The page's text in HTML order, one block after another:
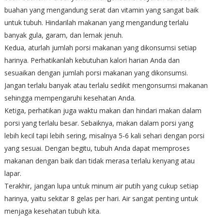
buahan yang mengandung serat dan vitamin yang sangat baik
untuk tubuh. Hindarilah makanan yang mengandung terlalu
banyak gula, garam, dan lemak jenuh.
Kedua, aturlah jumlah porsi makanan yang dikonsumsi setiap
harinya. Perhatikanlah kebutuhan kalori harian Anda dan
sesuaikan dengan jumlah porsi makanan yang dikonsumsi.
Jangan terlalu banyak atau terlalu sedikit mengonsumsi makanan
sehingga mempengaruhi kesehatan Anda.
Ketiga, perhatikan juga waktu makan dan hindari makan dalam
porsi yang terlalu besar. Sebaiknya, makan dalam porsi yang
lebih kecil tapi lebih sering, misalnya 5-6 kali sehari dengan porsi
yang sesuai. Dengan begitu, tubuh Anda dapat memproses
makanan dengan baik dan tidak merasa terlalu kenyang atau
lapar.
Terakhir, jangan lupa untuk minum air putih yang cukup setiap
harinya, yaitu sekitar 8 gelas per hari. Air sangat penting untuk
menjaga kesehatan tubuh kita.